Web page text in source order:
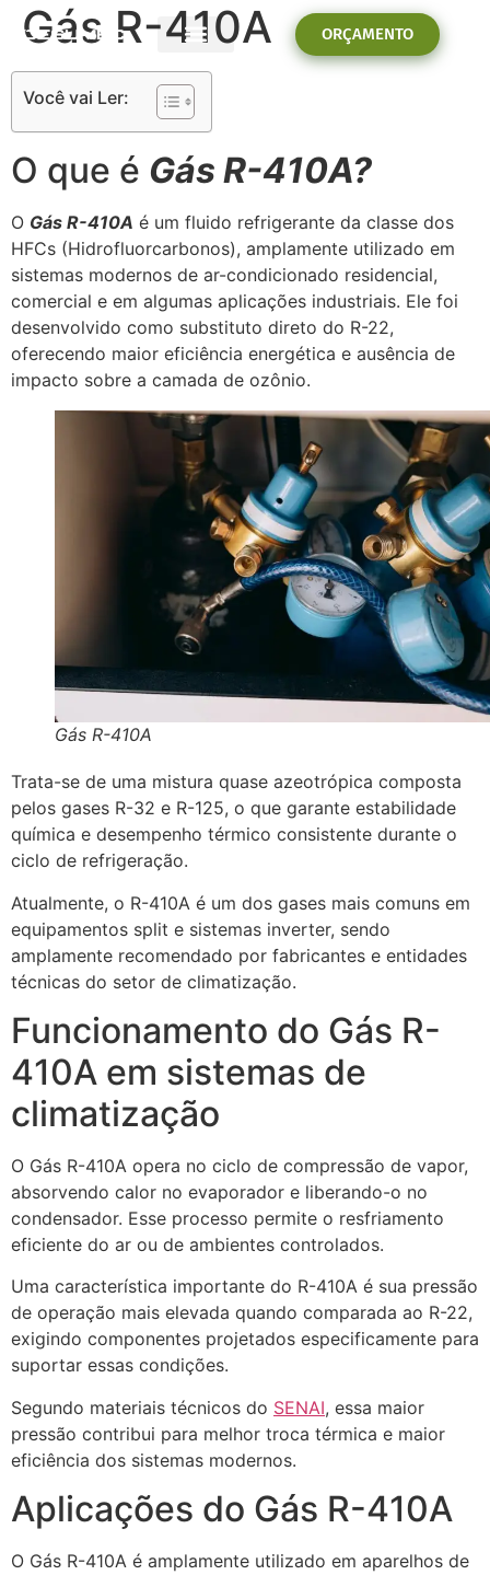
ORÇAMENTO
Gás R-410A
Você vai Ler:
O que é Gás R-410A?
O Gás R-410A é um fluido refrigerante da classe dos
HFCs (Hidrofluorcarbonos), amplamente utilizado em
sistemas modernos de ar-condicionado residencial,
comercial e em algumas aplicações industriais. Ele foi
desenvolvido como substituto direto do R-22,
oferecendo maior eficiência energética e ausência de
impacto sobre a camada de ozônio.
Gás R-410A
Trata-se de uma mistura quase azeotrópica composta
pelos gases R-32 e R-125, o que garante estabilidade
química e desempenho térmico consistente durante o
ciclo de refrigeração.
Atualmente, o R-410A é um dos gases mais comuns em
equipamentos split e sistemas inverter, sendo
amplamente recomendado por fabricantes e entidades
técnicas do setor de climatização.
Funcionamento do Gás R-
410A em sistemas de
climatização
O Gás R-410A opera no ciclo de compressão de vapor,
absorvendo calor no evaporador e liberando-o no
condensador. Esse processo permite o resfriamento
eficiente do ar ou de ambientes controlados.
Uma característica importante do R-410A é sua pressão
de operação mais elevada quando comparada ao R-22,
exigindo componentes projetados especificamente para
suportar essas condições.
Segundo materiais técnicos do SENAI, essa maior
pressão contribui para melhor troca térmica e maior
eficiência dos sistemas modernos.
Aplicações do Gás R-410A
O Gás R-410A é amplamente utilizado em aparelhos de